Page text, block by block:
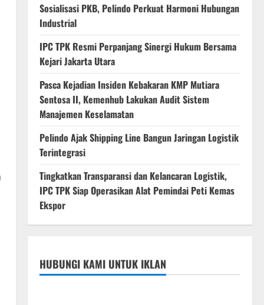
Sosialisasi PKB, Pelindo Perkuat Harmoni Hubungan
Industrial
IPC TPK Resmi Perpanjang Sinergi Hukum Bersama
Kejari Jakarta Utara
Pasca Kejadian Insiden Kebakaran KMP Mutiara
Sentosa II, Kemenhub Lakukan Audit Sistem
Manajemen Keselamatan
Pelindo Ajak Shipping Line Bangun Jaringan Logistik
Terintegrasi
Tingkatkan Transparansi dan Kelancaran Logistik,
IPC TPK Siap Operasikan Alat Pemindai Peti Kemas
Ekspor
HUBUNGI KAMI UNTUK IKLAN